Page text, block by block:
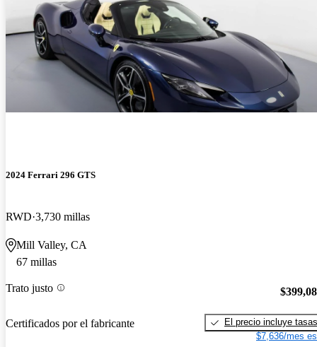
2024 Ferrari 296 GTS
RWD 3,730 millas
Mill Valley, CA
67 millas
Trato justo
Certificados por el fabricante
El precio incluye tasas
$7,636/mes